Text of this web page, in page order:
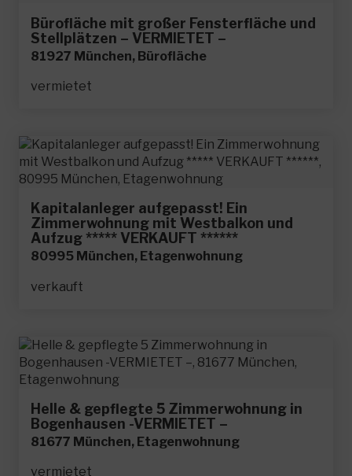
Bürofläche mit großer Fensterfläche und
Stellplätzen – VERMIETET –
81927 München, Bürofläche
vermietet
Kapitalanleger aufgepasst! Ein
Zimmerwohnung mit Westbalkon und
Aufzug ***** VERKAUFT ******
80995 München, Etagenwohnung
verkauft
Helle & gepflegte 5 Zimmerwohnung in
Bogenhausen -VERMIETET –
81677 München, Etagenwohnung
vermietet